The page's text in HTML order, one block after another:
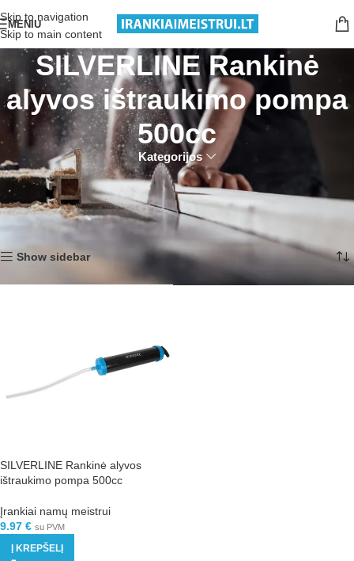
Skip to navigation
Skip to main content
MENIU
SILVERLINE Rankinė
alyvos ištraukimo pompa
500cc
Kategorijos
Pradžia
Produktai su žymomis “SILVERLINE Rankinė alyvos ištraukimo pompa
500cc”
Rezultatų: 1
Show sidebar
SILVERLINE Rankinė alyvos
ištraukimo pompa 500cc
Įrankiai namų meistrui
9.97 € su PVM
Į KREPŠELĮ